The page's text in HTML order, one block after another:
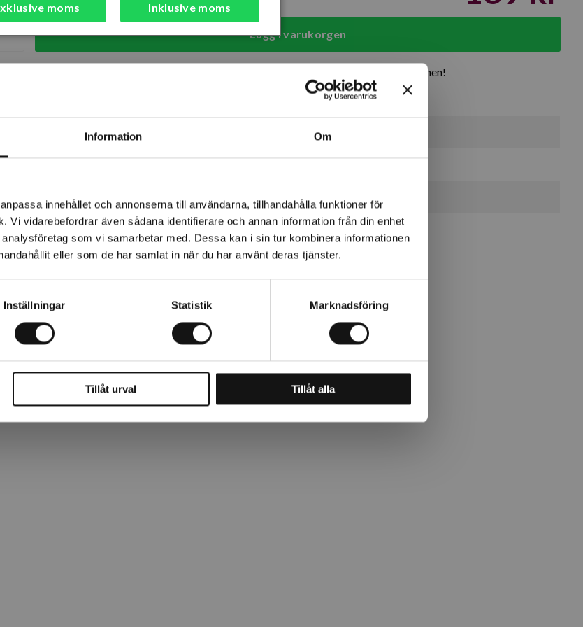
Information Om
innehållet och annonserna till användarna, tillhandahålla funktioner för
Vi vidarebefordrar även sådana identifierare och annan information från din enhet
som vi samarbetar med. Dessa kan i sin tur kombinera informationen
eller som de har samlat in när du har använt deras tjänster.
Inställningar Statistik Marknadsföring
Tillåt urval Tillåt alla
Lägg i varukorgen
Över 30 år i branschen!
13 st
moms Inklusive moms